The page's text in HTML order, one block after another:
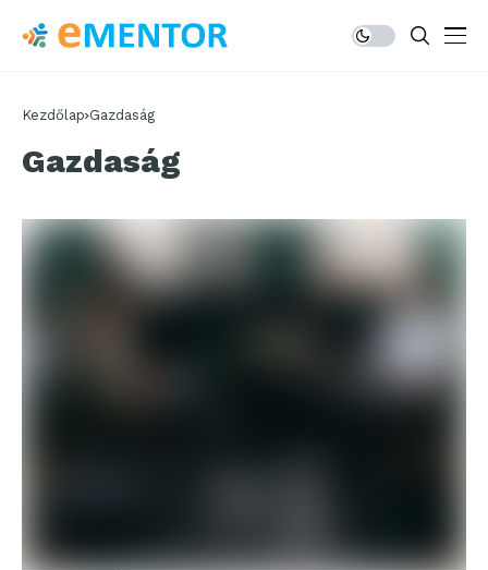
Kezdőlap Gazdaság
Gazdaság